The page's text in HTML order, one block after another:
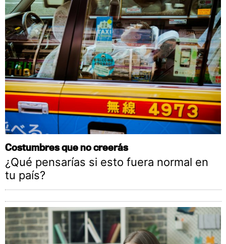
Costumbres que no creerás
¿Qué pensarías si esto fuera normal en
tu país?